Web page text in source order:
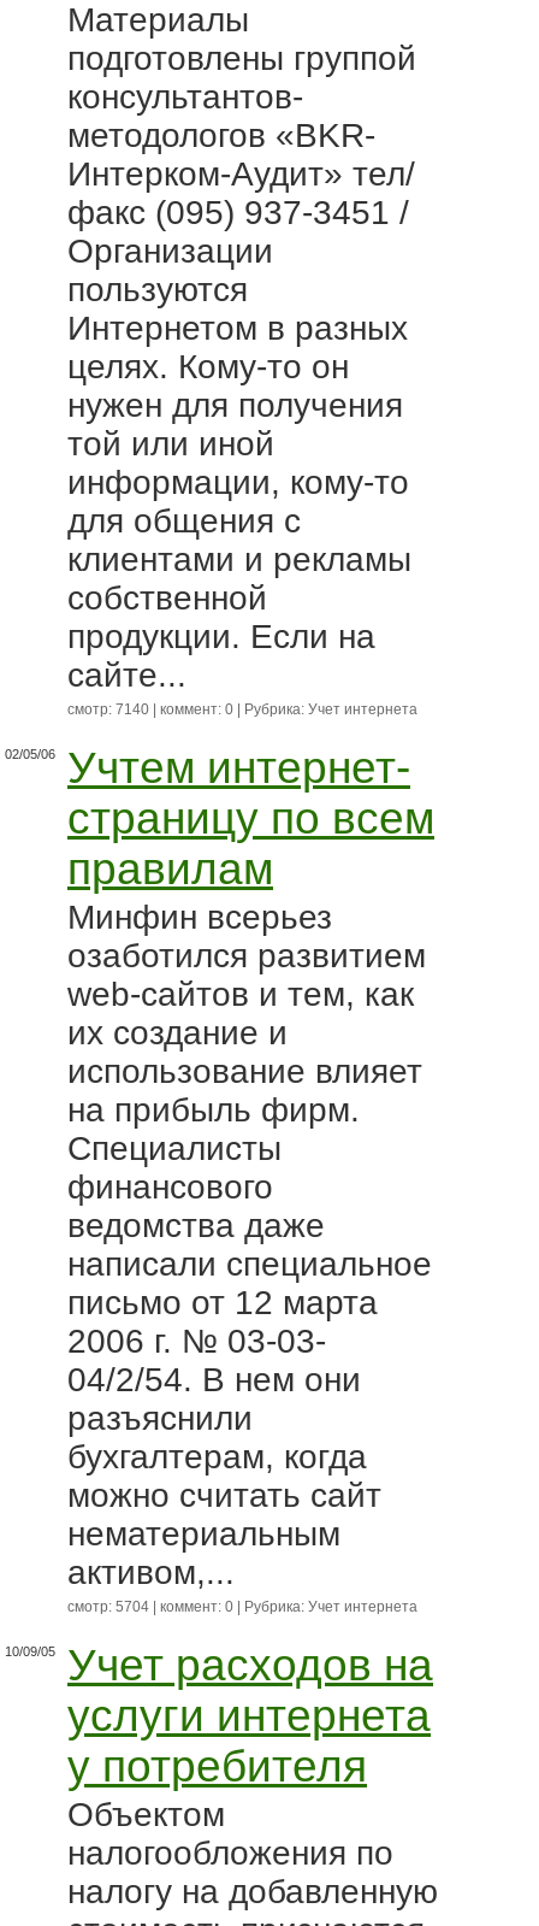
Материалы
подготовлены группой
консультантов-
методологов «BKR-
Интерком-Аудит» тел/
факс (095) 937-3451 /
Организации
пользуются
Интернетом в разных
целях. Кому-то он
нужен для получения
той или иной
информации, кому-то
для общения с
клиентами и рекламы
собственной
продукции. Если на
сайте...
смотр: 7140 | коммент: 0 | Рубрика: Учет интернета
02/05/06
Учтем интернет-
страницу по всем
правилам
Минфин всерьез
озаботился развитием
web-сайтов и тем, как
их создание и
использование влияет
на прибыль фирм.
Специалисты
финансового
ведомства даже
написали специальное
письмо от 12 марта
2006 г. № 03-03-
04/2/54. В нем они
разъяснили
бухгалтерам, когда
можно считать сайт
нематериальным
активом,...
смотр: 5704 | коммент: 0 | Рубрика: Учет интернета
10/09/05
Учет расходов на
услуги интернета
у потребителя
Объектом
налогообложения по
налогу на добавленную